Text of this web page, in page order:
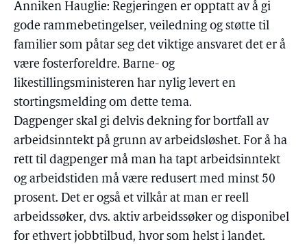
Anniken Hauglie: Regjeringen er opptatt av å gi
gode rammebetingelser, veiledning og støtte til
familier som påtar seg det viktige ansvaret det er å
være fosterforeldre. Barne- og
likestillingsministeren har nylig levert en
stortingsmelding om dette tema.
Dagpenger skal gi delvis dekning for bortfall av
arbeidsinntekt på grunn av arbeidsløshet. For å ha
rett til dagpenger må man ha tapt arbeidsinntekt
og arbeidstiden må være redusert med minst 50
prosent. Det er også et vilkår at man er reell
arbeidssøker, dvs. aktiv arbeidssøker og disponibel
for ethvert jobbtilbud, hvor som helst i landet.